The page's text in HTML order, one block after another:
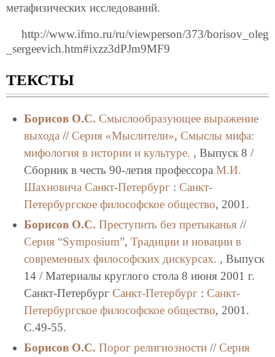
метафизических исследований.
http://www.ifmo.ru/ru/viewperson/373/borisov_oleg
_sergeevich.htm#ixzz3dPJm9MF9
ТЕКСТЫ
Борисов О.С. Cмыслообразующее выражение
выхода // Серия «Мыслители», Смыслы мифа:
мифология в истории и культуре. , Выпуск 8 /
Сборник в честь 90-летия профессора М.И.
Шахновича Санкт-Петербург: Санкт-
Петербургское философское общество, 2001.
Борисов О.С. Преступить без претыканья//
Серия “Symposium”, Традиции и новации в
современных философских дискурсах. , Выпуск
14 / Материалы круглого стола 8 июня 2001 г.
Санкт-Петербург Санкт-Петербург: Санкт-
Петербургское философское общество, 2001.
C.49-55.
Борисов О.С. Порог религиозности// Серия